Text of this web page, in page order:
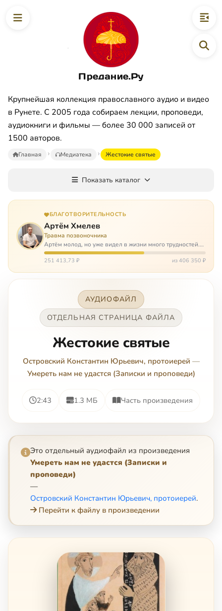
Предание.Ру
Крупнейшая коллекция православного аудио и видео
в Рунете. С 2005 года собираем лекции, проповеди,
аудиокниги и фильмы — более 30 000 записей от
1500 авторов.
Главная Медиатека Жестокие святые
Показать каталог
БЛАГОТВОРИТЕЛЬНОСТЬ
Артём Хмелев
Травма позвоночника
Артём молод, но уже видел в жизни много трудностей.
Он сирота, привык заботится о себе сам, но, когда
случилось несчастье, и он был парализован – остался на
251 413,73 ₽ из 406 350 ₽
АУДИОФАЙЛ
ОТДЕЛЬНАЯ СТРАНИЦА ФАЙЛА
Жестокие святые
Островский Константин Юрьевич, протоиерей —
Умереть нам не удастся (Записки и проповеди)
2:43 1.3 МБ Часть произведения
Это отдельный аудиофайл из произведения
Умереть нам не удастся (Записки и
проповеди)
—
Островский Константин Юрьевич, протоиерей.
Перейти к файлу в произведении